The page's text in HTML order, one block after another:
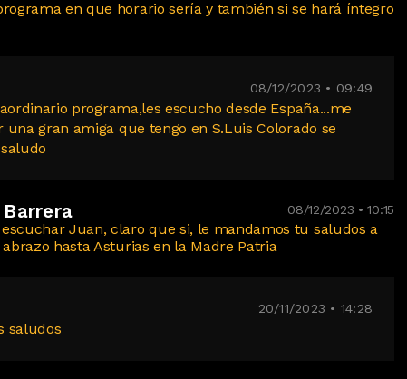
en que horario sería y también si se hará íntegro
08/12/2023 • 09:49
programa,les escucho desde España...me
gran amiga que tengo en S.Luis Colorado se
08/12/2023 • 10:15
Juan, claro que si, le mandamos tu saludos a
hasta Asturias en la Madre Patria
20/11/2023 • 14:28
saludos